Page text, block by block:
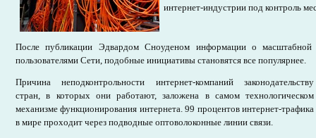
интернет-индустрии под контроль
После публикации Эдвардом Сноуденом информации о
пользователями Сети, подобные инициативы становятся все популярнее.
Причина неподконтрольности интернет-компаний законодательству
стран, в которых они работают, заложена в самом технологическом
механизме функционирования интернета. 99 процентов интернет-трафика
в мире проходит через подводные оптоволоконные линии связи.